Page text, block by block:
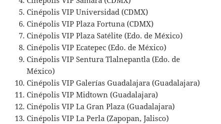
Cinépolis VIP Universidad (CDMX)
Cinépolis VIP Plaza Fortuna (CDMX)
Cinépolis VIP Plaza Satélite (Edo. de México)
Cinépolis VIP Ecatepec (Edo. de México)
Cinépolis VIP Sentura Tlalnepantla (Edo. de
México)
Cinépolis VIP Galerías Guadalajara (Guadalajara)
Cinépolis VIP Midtown (Guadalajara)
Cinépolis VIP La Gran Plaza (Guadalajara)
Cinépolis VIP La Perla (Zapopan, Jalisco)